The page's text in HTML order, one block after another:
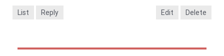
List Reply Edit Delete